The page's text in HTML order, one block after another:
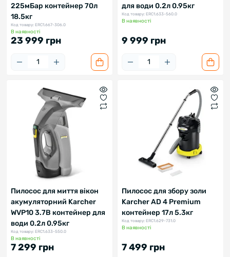
225мБар контейнер 70л
18.5кг
Код товару: ERC1.667-306.0
В наявності
23 999 грн
для води 0.2л 0.95кг
Код товару: ERC1.633-560.0
В наявності
9 999 грн
Пилосос для миття вікон
акумуляторний Karcher
WVP10 3.7В контейнер для
води 0.2л 0.95кг
Код товару: ERC1.633-550.0
В наявності
7 299 грн
Пилосос для збору золи
Karcher AD 4 Premium
контейнер 17л 5.3кг
Код товару: ERC1.629-731.0
В наявності
7 499 грн